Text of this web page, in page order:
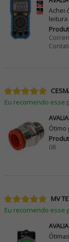
Achei
leitura
Eu recomendo esse
Ótimo
08
MV
Eu recomendo esse